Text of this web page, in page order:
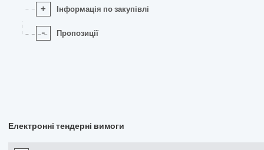
+ Інформація по закупівлі
- Пропозиції
Електронні тендерні вимоги